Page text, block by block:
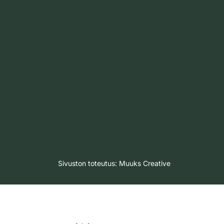
Sivuston toteutus: Muuks Creative